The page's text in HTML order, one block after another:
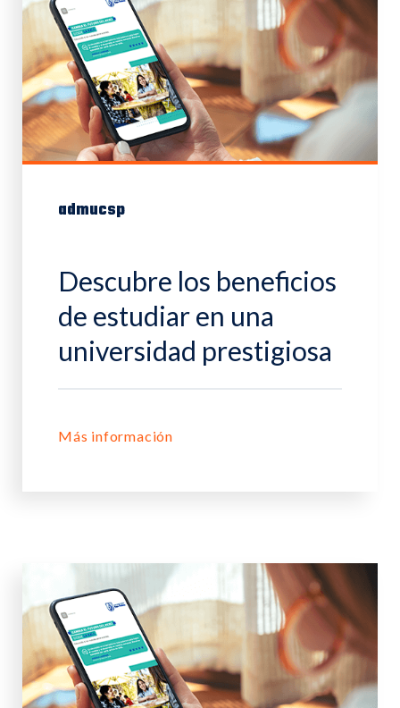
admucsp
Descubre los beneficios
de estudiar en una
universidad prestigiosa
Más información